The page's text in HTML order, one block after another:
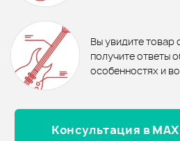
В корзину
Отзывы
Оценка5
Вы увидите товар
получите ответы
особенностях и
Консультация в MAX